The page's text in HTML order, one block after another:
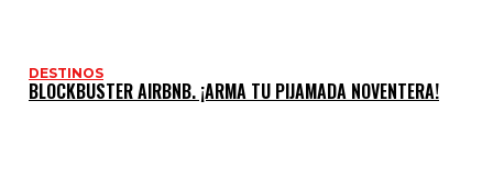
DESTINOS
BLOCKBUSTER AIRBNB. ¡ARMA TU PIJAMADA NOVENTERA!